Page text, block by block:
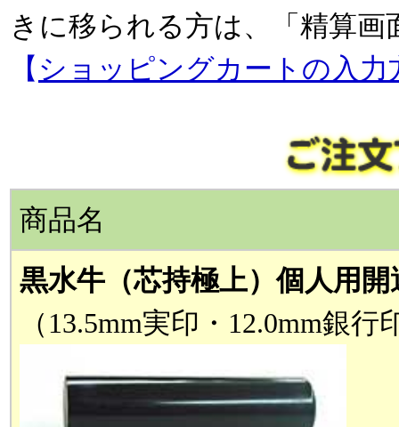
きに移られる方は、「精算
【 ショッピングカートの入
商品名
黒水牛（芯持極上）個人用
（13.5mm実印・12.0mm銀行